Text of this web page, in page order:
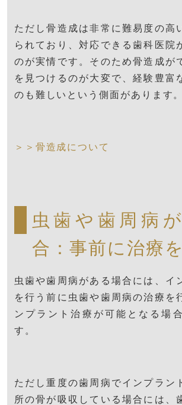
ただし骨造成は非常に難易度の高
られており、対応できる歯科医院
のが実情です。そのため骨造成が
を見つけるのが大変で、経験豊富
のも難しいという側面があります。
＞＞骨造成について
虫歯や歯周病
合：事前に治療
虫歯や歯周病がある場合には、イ
を行う前に虫歯や歯周病の治療を
ンプラント治療が可能となる場
す。
ただし重度の歯周病でインプラン
所の骨が吸収している場合には、